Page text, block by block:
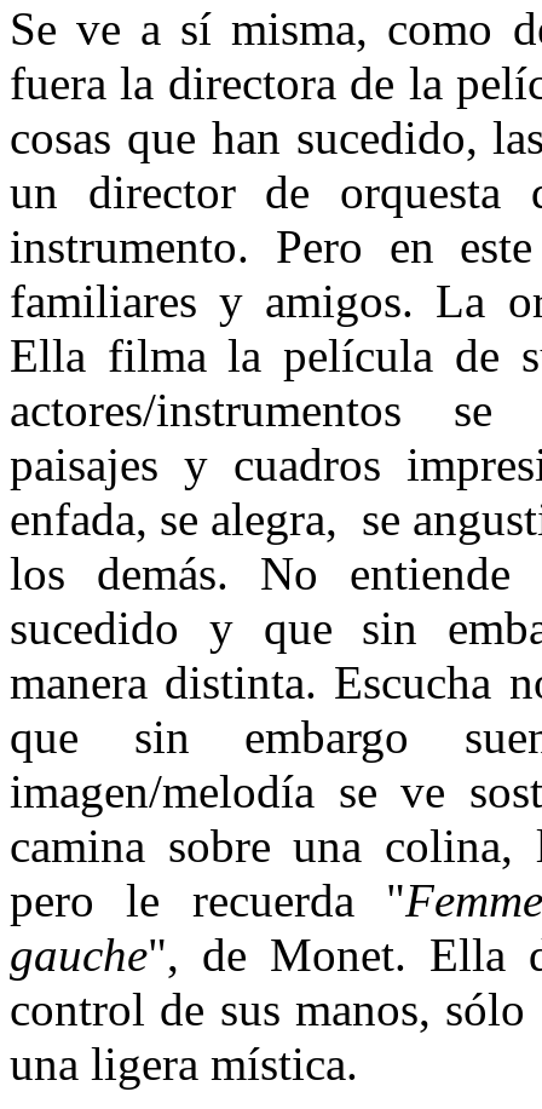
Se ve a sí misma, como
fuera la directora de la
cosas que han sucedido,
un director de orquesta
instrumento. Pero en
familiares y amigos. La
Ella filma la película de
actores/instrumentos
paisajes y cuadros
enfada, se alegra, se
los demás. No entiende
sucedido y que sin
manera distinta. Escucha
que sin embargo
imagen/melodía se ve
camina sobre una colina,
pero le recuerda "
gauche", de Monet. Ella
control de sus manos,
una ligera mística.